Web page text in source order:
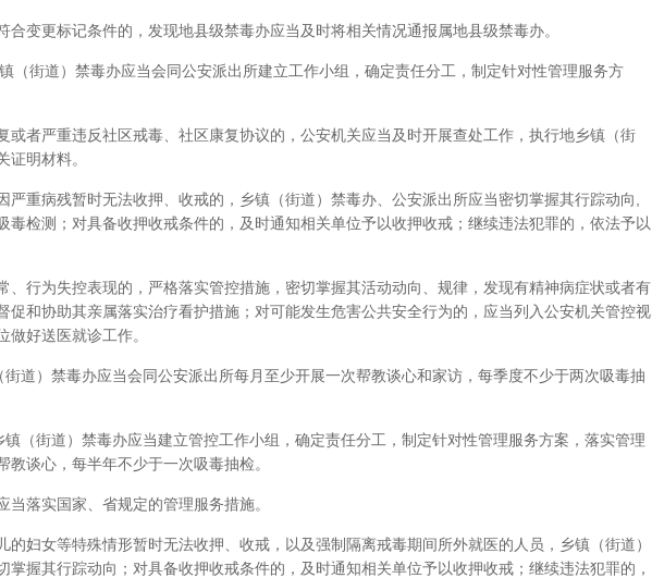
合变更标记条件的，发现地县级禁毒办应当及时将相关情况通报属地县级禁毒办。
（街道）禁毒办应当会同公安派出所建立工作小组，确定责任分工，制定针对性管理服务方
或者严重违反社区戒毒、社区康复协议的，公安机关应当及时开展查处工作，执行地乡镇（街
证明材料。
严重病残暂时无法收押、收戒的，乡镇（街道）禁毒办、公安派出所应当密切掌握其行踪动向,
毒检测；对具备收押收戒条件的，及时通知相关单位予以收押收戒；继续违法犯罪的，依法予以
、行为失控表现的，严格落实管控措施，密切掌握其活动动向、规律，发现有精神病症状或者有
促和协助其亲属落实治疗看护措施；对可能发生危害公共安全行为的，应当列入公安机关管控视
做好送医就诊工作。
道）禁毒办应当会同公安派出所每月至少开展一次帮教谈心和家访，每季度不少于两次吸毒抽
（街道）禁毒办应当建立管控工作小组，确定责任分工，制定针对性管理服务方案，落实管理
谈心，每半年不少于一次吸毒抽检。
当落实国家、省规定的管理服务措施。
的妇女等特殊情形暂时无法收押、收戒，以及强制隔离戒毒期间所外就医的人员，乡镇（街道）
掌握其行踪动向；对具备收押收戒条件的，及时通知相关单位予以收押收戒；继续违法犯罪的，